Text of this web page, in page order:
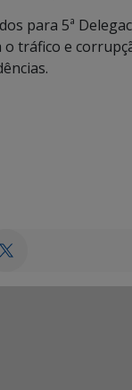
para 5ª
tráfico e